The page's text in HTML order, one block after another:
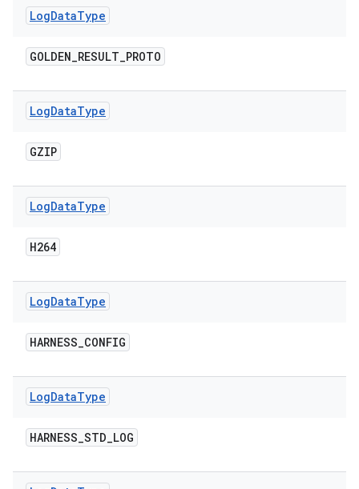
LogDataType
GOLDEN_RESULT_PROTO
LogDataType
GZIP
LogDataType
H264
LogDataType
HARNESS_CONFIG
LogDataType
HARNESS_STD_LOG